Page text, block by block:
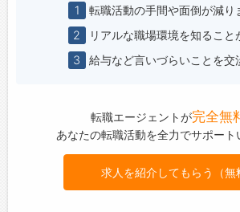
1
転職活動の手間や面倒が減り
2
リアルな職場環境を知ること
3
給与など言いづらいことを交
転職エージェントが完全無
あなたの転職活動を全力でサポート
求人を紹介してもらう（無